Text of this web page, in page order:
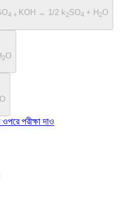
4 + KOH → 1/2 k2SO4 + H 2O
2O
O
পরীক্ষা দাও